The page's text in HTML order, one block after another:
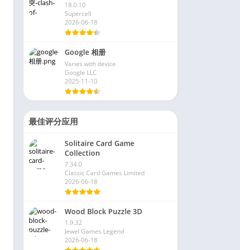
18.0.10
Supercell
2026-06-18
Google 相册
Varies with device
Google LLC
2025-11-10
最佳评分应用
Solitaire Card Game
Collection
7.34.0
Classic Card Games Limited
2026-06-18
Wood Block Puzzle 3D
1.9.32
Jewel Games Legend
2026-06-18